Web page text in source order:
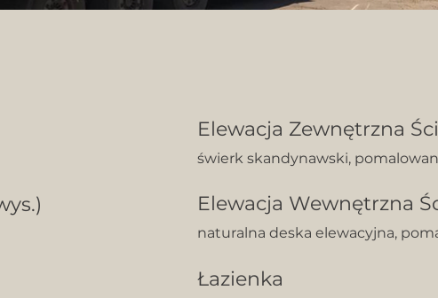
Elewacja Zewnętrzna
świerk skandynawski,
Elewacja Wewnętrzna
naturalna deska elewacyjna,
Łazienka